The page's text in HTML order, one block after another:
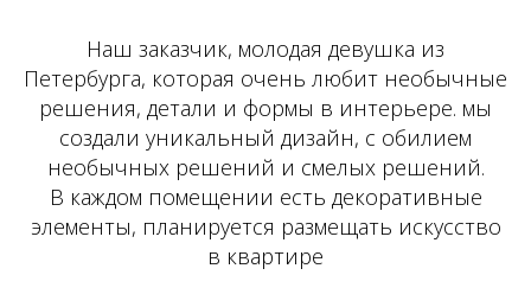
Наш заказчик, молодая девушка из
Петербурга, которая очень любит необычные
решения, детали и формы в интерьере. мы
создали уникальный дизайн, с обилием
необычных решений и смелых решений.
В каждом помещении есть декоративные
элементы, планируется размещать искусство
в квартире